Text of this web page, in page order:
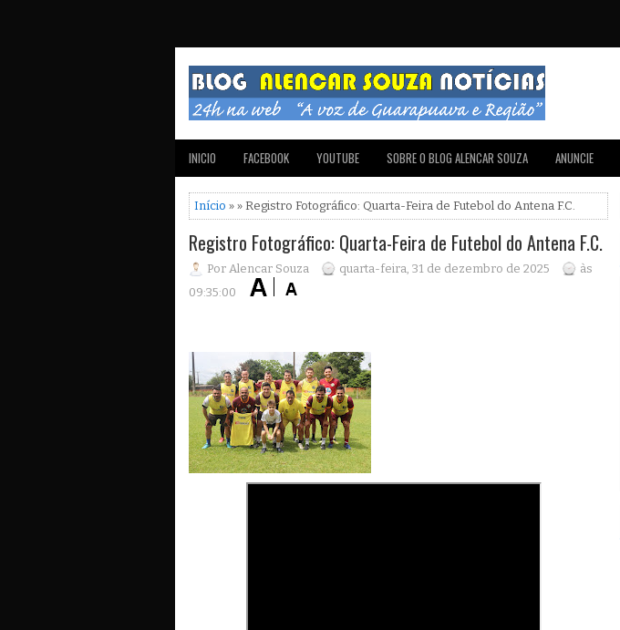
INICIO FACEBOOK YOUTUBE SOBRE O BLOG ALENCAR SOUZA ANUNCIE
Início » » Registro Fotográfico: Quarta-Feira de Futebol do Antena F.C.
Registro Fotográfico: Quarta-Feira de Futebol do Antena F.C.
Por Alencar Souza quarta-feira, 31 de dezembro de 2025
às
09:35:00